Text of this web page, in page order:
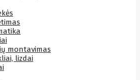
montavimas
lizdai